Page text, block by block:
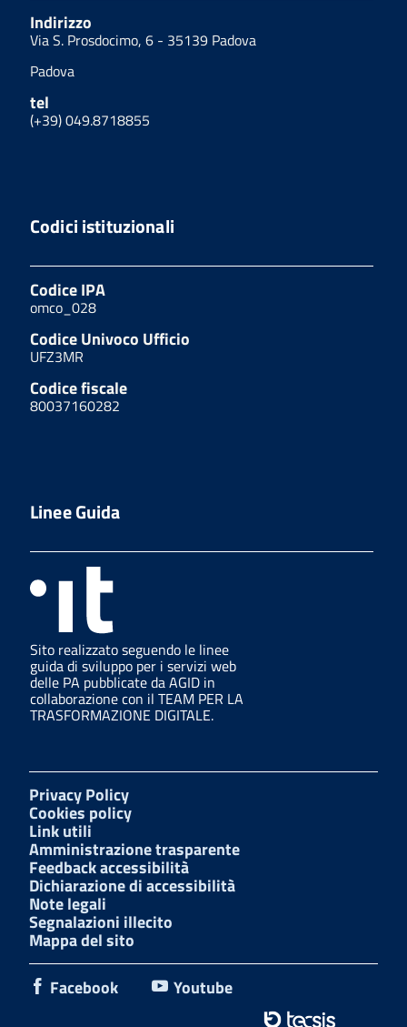
Indirizzo
Via S. Prosdocimo, 6 - 35139 Padova
Padova
tel
(+39) 049.8718855
Codici istituzionali
Codice IPA
omco_028
Codice Univoco Ufficio
UFZ3MR
Codice fiscale
80037160282
Linee Guida
Sito realizzato seguendo le linee
guida di sviluppo per i servizi web
delle PA pubblicate da AGID in
collaborazione con il TEAM PER LA
TRASFORMAZIONE DIGITALE.
Privacy Policy
Cookies policy
Link utili
Amministrazione trasparente
Feedback accessibilità
Dichiarazione di accessibilità
Note legali
Segnalazioni illecito
Mappa del sito
Facebook
Youtube